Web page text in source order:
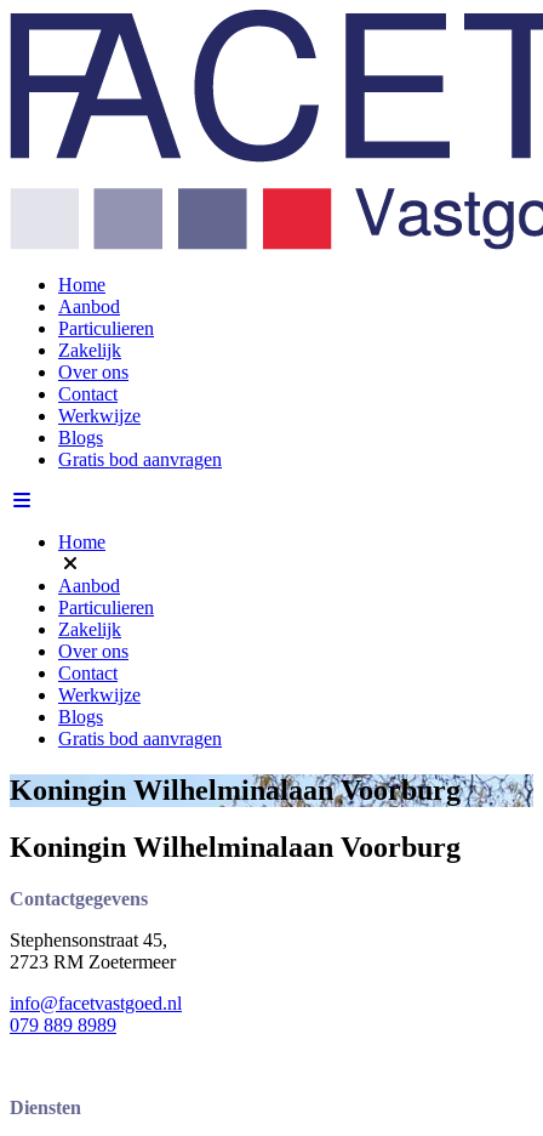
Home
Aanbod
Particulieren
Zakelijk
Over ons
Contact
Werkwijze
Blogs
Gratis bod aanvragen
Home
Aanbod
Particulieren
Zakelijk
Over ons
Contact
Werkwijze
Blogs
Gratis bod aanvragen
Koningin Wilhelminalaan Voorburg
Koningin Wilhelminalaan Voorburg
Contactgegevens
Stephensonstraat 45,
2723 RM Zoetermeer
info@facetvastgoed.nl
079 889 8989
Diensten